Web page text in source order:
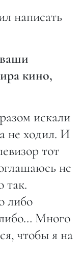
написать
кино,
искали
не ходил. И
тот
не
так.
либо
Много
чтобы я на